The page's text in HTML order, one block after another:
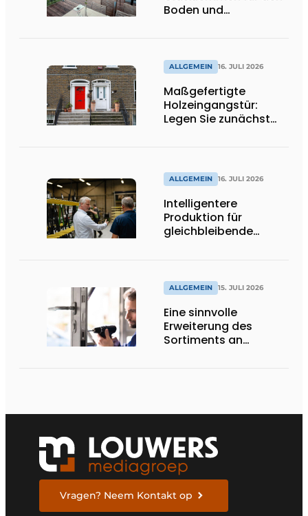
Boden und
ALLGEMEIN 16. JULI 2026
Maßgefertigte
Holzeingangstür:
Legen Sie zunächst
ALLGEMEIN 16. JULI 2026
Intelligentere
Produktion für
gleichbleibende
ALLGEMEIN 15. JULI 2026
Eine sinnvolle
Erweiterung des
Sortiments an
Vragen? Neem Kontakt op